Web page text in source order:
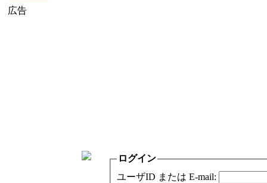
広告
ログイン
ユーザID または E-mail: